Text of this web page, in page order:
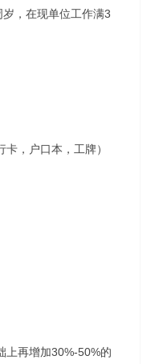
，在现单位工作满3
，户口本，工牌）
再增加30%-50%的